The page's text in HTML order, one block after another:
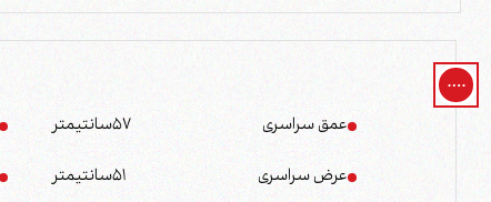
عمق سراسری 57سانتیمتر
عرض سراسری 51سانتیمتر